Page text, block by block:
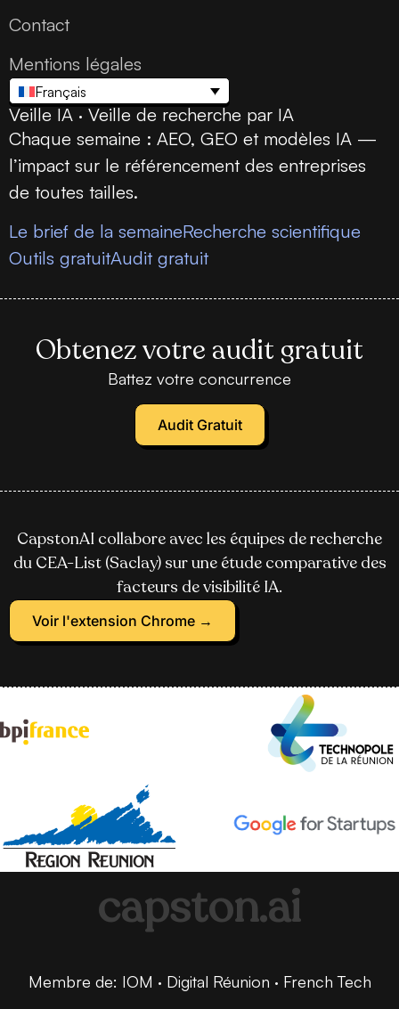
Contact
Mentions légales
Français
Veille IA · Veille de recherche par IA
Chaque semaine : AEO, GEO et modèles IA —
l’impact sur le référencement des entreprises
de toutes tailles.
Le brief de la semaineRecherche scientifique
Outils gratuitAudit gratuit
Obtenez votre audit gratuit
Battez votre concurrence
Audit Gratuit
CapstonAI collabore avec les équipes de recherche
du CEA-List (Saclay) sur une étude comparative des
facteurs de visibilité IA.
Voir l'extension Chrome →
capston.ai
Membre de: IOM · Digital Réunion · French Tech